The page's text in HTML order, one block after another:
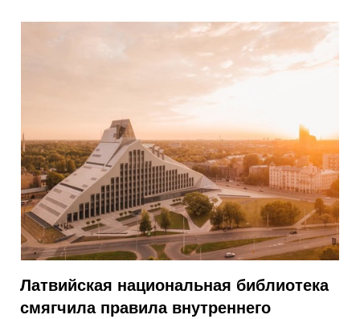
Латвийская национальная библиотека
смягчила правила внутреннего